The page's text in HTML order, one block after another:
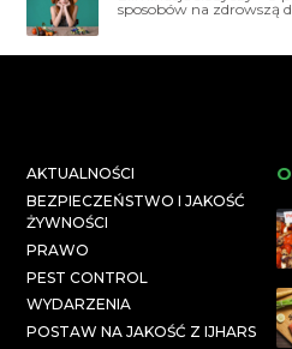
sposobów na zdrowszą
AKTUALNOŚCI
BEZPIECZEŃSTWO I JAKOŚĆ
ŻYWNOŚCI
PRAWO
PEST CONTROL
WYDARZENIA
POSTAW NA JAKOŚĆ Z IJHARS